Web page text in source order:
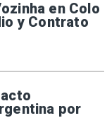
en Colo
y Contrato
por